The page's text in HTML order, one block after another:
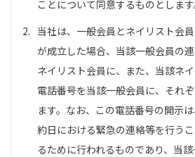
ことについて同意するものとします
2. 当社は、一般会員とネイリスト会
が成立した場合、当該一般会員の
ネイリスト会員に、また、当該ネ
電話番号を当該一般会員に、それ
ます。なお、この電話番号の開示
約日における緊急の連絡等を行う
るために行われるものであり、当